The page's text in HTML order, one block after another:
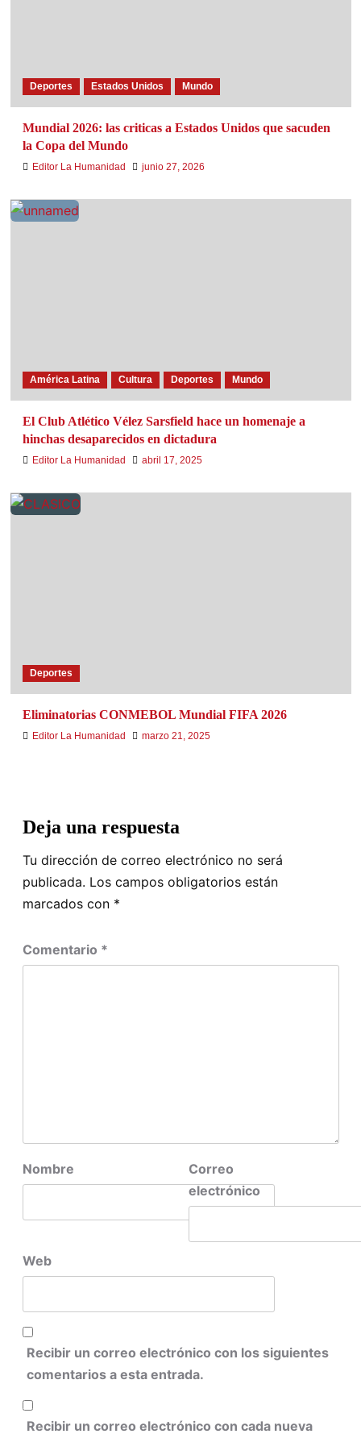
Deportes Estados Unidos Mundo
Mundial 2026: las criticas a Estados Unidos que sacuden
la Copa del Mundo
Editor La Humanidad junio 27, 2026
América Latina Cultura Deportes Mundo
El Club Atlético Vélez Sarsfield hace un homenaje a
hinchas desaparecidos en dictadura
Editor La Humanidad abril 17, 2025
Deportes
Eliminatorias CONMEBOL Mundial FIFA 2026
Editor La Humanidad marzo 21, 2025
Deja una respuesta
Tu dirección de correo electrónico no será
publicada. Los campos obligatorios están
marcados con *
Comentario *
Nombre
Correo
electrónico
Web
Recibir un correo electrónico con los siguientes
comentarios a esta entrada.
Recibir un correo electrónico con cada nueva